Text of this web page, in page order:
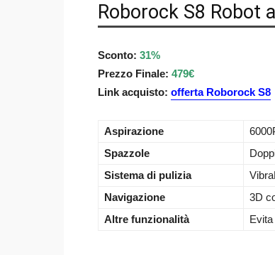
Roborock S8 Robot
Sconto: 31%
Prezzo Finale: 479€
Link acquisto: offerta Roborock S8
Aspirazione
Spazzole
Sistema di pulizia
Navigazione
3D
Altre funzionalità